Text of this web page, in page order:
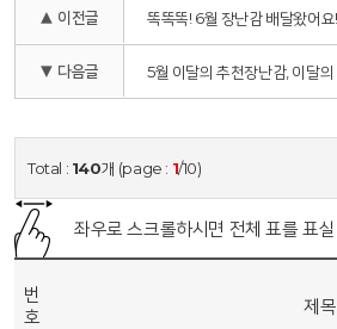
▲ 이전글 똑똑똑! 6월 장난감 배달왔어요!
▼ 다음글 5월 이달의 추천장난감, 이달
Total : 140개 (page : 1/10)
좌우로 스크롤하시면 전체 표를 표
번
호
제목